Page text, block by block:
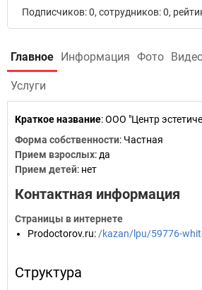
Подписчиков: 0, сотрудников: 0,
Главное Информация Фото
Услуги
Краткое название:ООО "Центр
Форма собственности: Частная
Прием взрослых: да
Прием детей: нет
Контактная информация
Страницы в интернете
Prodoctorov.ru: /kazan/lpu/59776-
Структура